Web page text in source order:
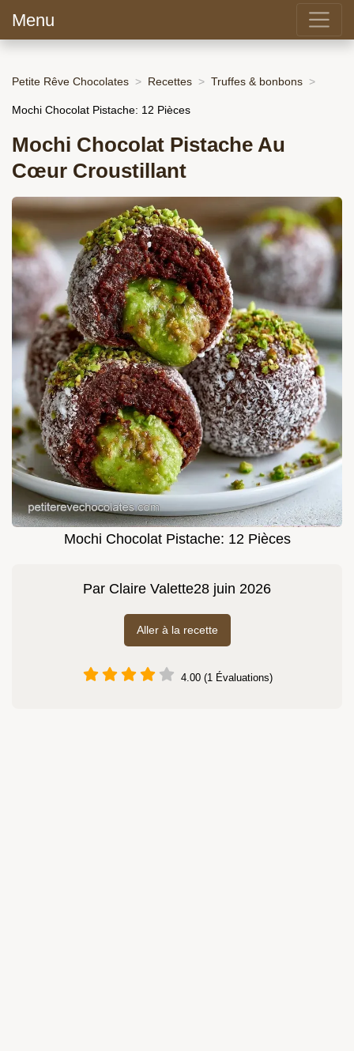
Menu
Petite Rêve Chocolates Recettes Truffes & bonbons
Mochi Chocolat Pistache: 12 Pièces
Mochi Chocolat Pistache Au
Cœur Croustillant
Mochi Chocolat Pistache: 12 Pièces
Par Claire Valette28 juin 2026
Aller à la recette
4.00 (1 Évaluations)